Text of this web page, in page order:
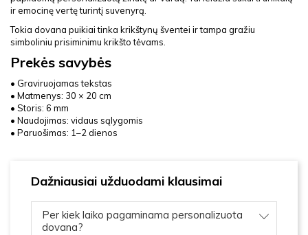
ir emocinę vertę turintį suvenyrą.
Tokia dovana puikiai tinka krikštynų šventei ir tampa gražiu
simboliniu prisiminimu krikšto tėvams.
Prekės savybės
• Graviruojamas tekstas
• Matmenys: 30 × 20 cm
• Storis: 6 mm
• Naudojimas: vidaus sąlygomis
• Paruošimas: 1–2 dienos
Dažniausiai užduodami klausimai
Per kiek laiko pagaminama personalizuota
dovana?